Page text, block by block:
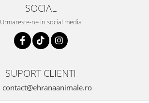
SOCIAL
Urmareste-ne in social media
SUPORT CLIENTI
contact@ehranaanimale.ro